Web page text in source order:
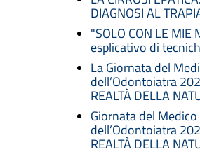
DIAGNOSI AL
"SOLO CON LE MIE
esplicativo di
La Giornata del
dell’Odontoiatra
REALTÀ DELLA
Giornata del Medico
dell’Odontoiatra
REALTÀ DELLA